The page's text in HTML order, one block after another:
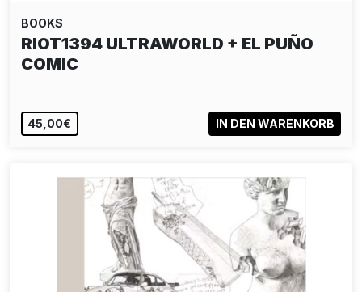
BOOKS
RIOT1394 ULTRAWORLD + EL PUÑO
COMIC
45,00€ IN DEN WARENKORB